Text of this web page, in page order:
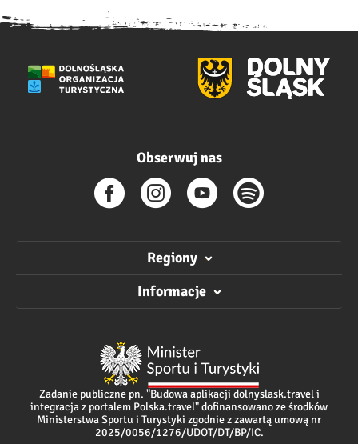
Obserwuj nas
Regiony
Informacje
Zadanie publiczne pn. "Budowa aplikacji dolnyslask.travel i
integracja z portalem Polska.travel" dofinansowano ze środków
Ministerstwa Sportu i Turystyki zgodnie z zawartą umową nr
2025/0056/1276/UDOT/DT/BP/IC.